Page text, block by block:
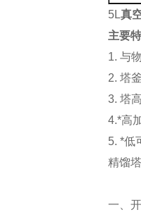
5L真
主要
1. 与
2. 塔
3. 塔
4.*高
5. *低
精馏
一、